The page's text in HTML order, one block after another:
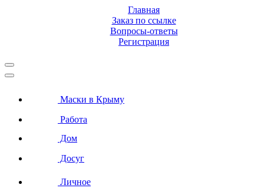
Главная
Заказ по ссылке
Вопросы-ответы
Регистрация
Маски в Крыму
Работа
Дом
Досуг
Личное